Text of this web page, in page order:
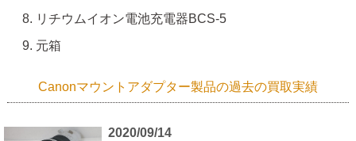
リチウムイオン電池充電器BCS-5
元箱
Canonマウントアダプター製品の過去の買取実績
2020/09/14